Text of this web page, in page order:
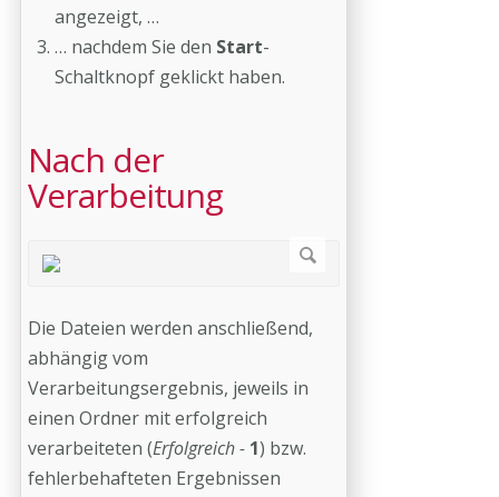
angezeigt, …
… nachdem Sie den Start-
Schaltknopf geklickt haben.
Nach der
Verarbeitung
Die Dateien werden anschließend,
abhängig vom
Verarbeitungsergebnis, jeweils in
einen Ordner mit erfolgreich
verarbeiteten (Erfolgreich - 1) bzw.
fehlerbehafteten Ergebnissen